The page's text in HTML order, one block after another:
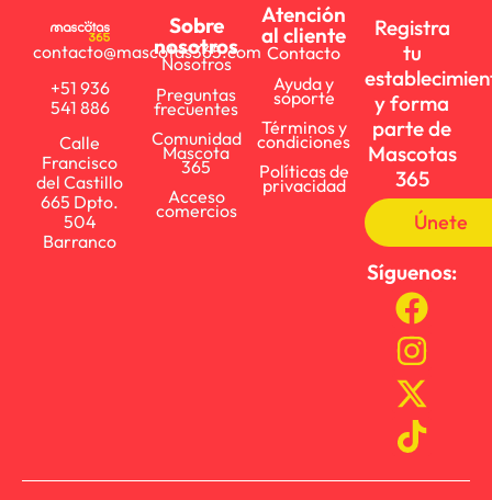
contacto@mascotas365.com
+51 936
541 886
Calle
Francisco
del Castillo
665 Dpto.
504
Barranco
Sobre
nosotros
Nosotros
Preguntas
frecuentes
Comunidad
Mascota
365
Acceso
comercios
Atención
al cliente
Contacto
Ayuda y
soporte
Términos y
condiciones
Políticas de
privacidad
Registra
tu
y forma
parte de
Mascotas
365
Únete
Síguenos: